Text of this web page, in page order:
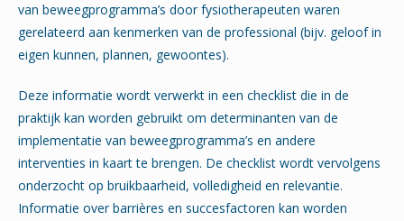
van beweegprogramma’s door fysiotherapeuten waren
gerelateerd aan kenmerken van de professional (bijv. geloof in
eigen kunnen, plannen, gewoontes).
Deze informatie wordt verwerkt in een checklist die in de
praktijk kan worden gebruikt om determinanten van de
implementatie van beweegprogramma’s en andere
interventies in kaart te brengen. De checklist wordt vervolgens
onderzocht op bruikbaarheid, volledigheid en relevantie.
Informatie over barrières en succesfactoren kan worden